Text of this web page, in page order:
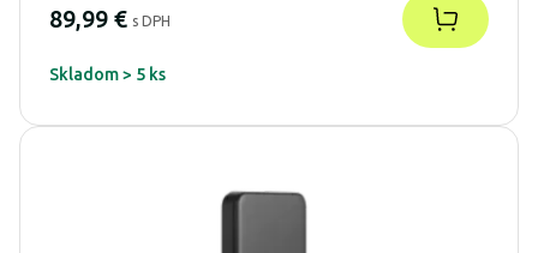
89,99 € s DPH
Skladom > 5 ks